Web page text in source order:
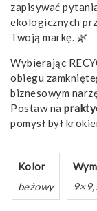
zapisywać
ekologicznych
Twoją markę. 🌿
Wybierając
obiegu
biznesowym
Postaw na
pomysł był
Kolor
beżowy